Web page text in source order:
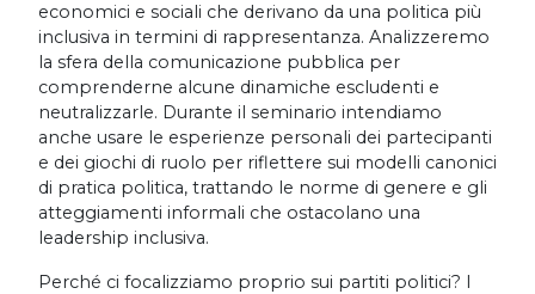
economici e sociali che derivano da una politica più
inclusiva in termini di rappresentanza. Analizzeremo
la sfera della comunicazione pubblica per
comprenderne alcune dinamiche escludenti e
neutralizzarle. Durante il seminario intendiamo
anche usare le esperienze personali dei partecipanti
e dei giochi di ruolo per riflettere sui modelli canonici
di pratica politica, trattando le norme di genere e gli
atteggiamenti informali che ostacolano una
leadership inclusiva.
Perché ci focalizziamo proprio sui partiti politici? I